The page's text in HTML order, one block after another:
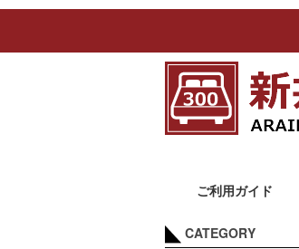
ご利用ガイド
CATEGORY